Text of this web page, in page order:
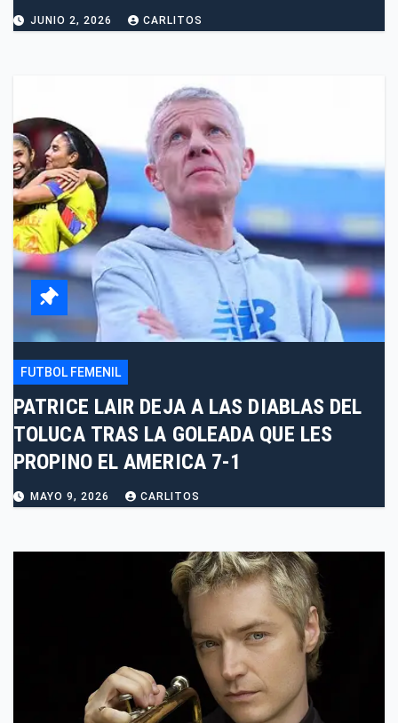
JUNIO 2, 2026 CARLITOS
FUTBOL FEMENIL
PATRICE LAIR DEJA A LAS DIABLAS DEL
TOLUCA TRAS LA GOLEADA QUE LES
PROPINO EL AMERICA 7-1
MAYO 9, 2026 CARLITOS